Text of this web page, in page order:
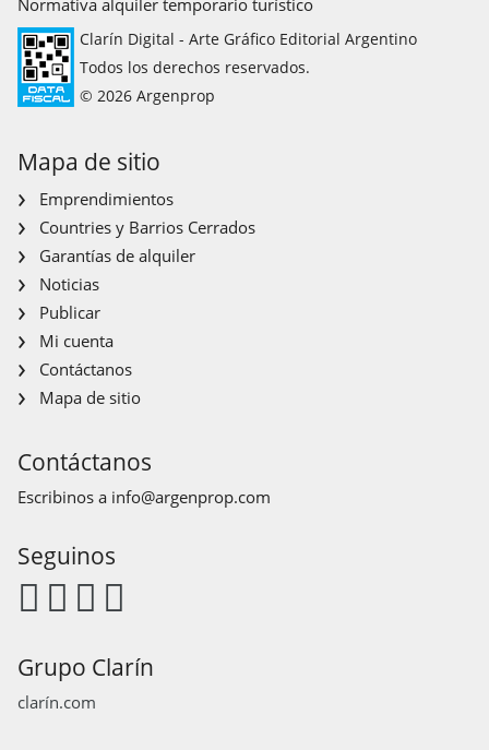
Clarín Digital - Arte Gráfico Editorial Argentino
Todos los derechos reservados.
© 2026 Argenprop
Mapa de sitio
Emprendimientos
Countries y Barrios Cerrados
Garantías de alquiler
Noticias
Publicar
Mi cuenta
Contáctanos
Mapa de sitio
Contáctanos
Escribinos a info@argenprop.com
Seguinos
Grupo Clarín
clarín.com